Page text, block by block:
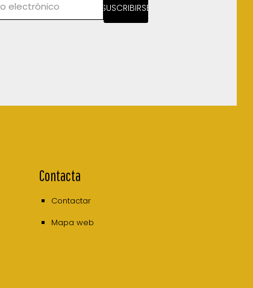
SUSCRIBIRSE
Contacta
Contactar
Mapa web